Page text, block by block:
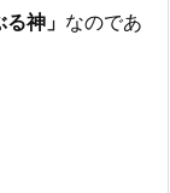
神」 なのであ